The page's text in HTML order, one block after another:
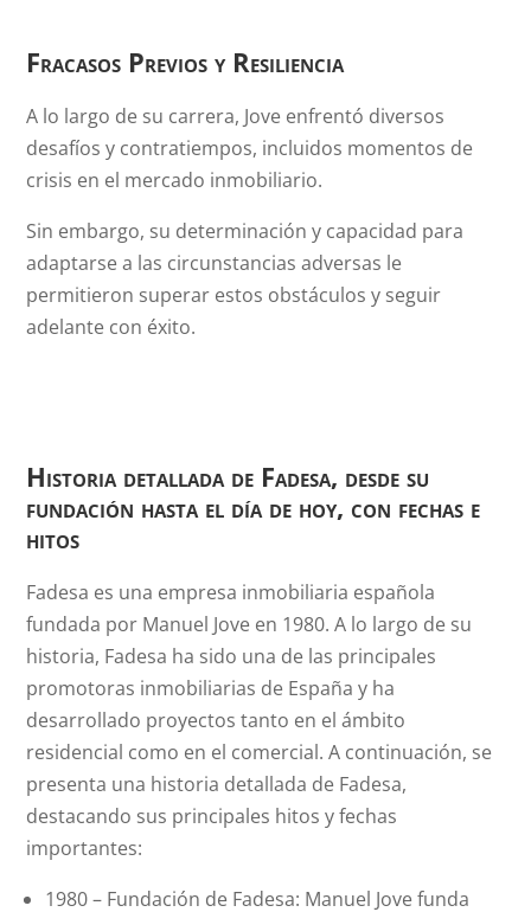
Fracasos Previos y Resiliencia
A lo largo de su carrera, Jove enfrentó diversos
desafíos y contratiempos, incluidos momentos de
crisis en el mercado inmobiliario.
Sin embargo, su determinación y capacidad para
adaptarse a las circunstancias adversas le
permitieron superar estos obstáculos y seguir
adelante con éxito.
Historia detallada de Fadesa, desde su
fundación hasta el día de hoy, con fechas e
hitos
Fadesa es una empresa inmobiliaria española
fundada por Manuel Jove en 1980. A lo largo de su
historia, Fadesa ha sido una de las principales
promotoras inmobiliarias de España y ha
desarrollado proyectos tanto en el ámbito
residencial como en el comercial. A continuación, se
presenta una historia detallada de Fadesa,
destacando sus principales hitos y fechas
importantes:
1980 – Fundación de Fadesa: Manuel Jove funda